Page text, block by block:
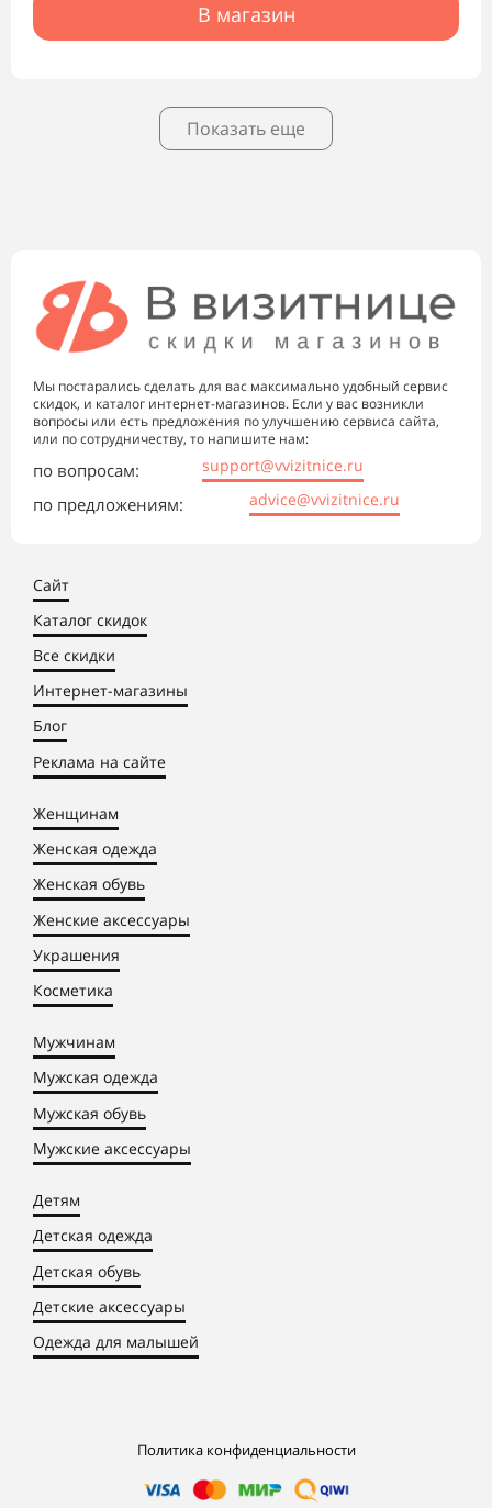
В магазин
Показать еще
Мы постарались сделать для вас максимально удобный сервис
скидок, и каталог интернет-магазинов. Если у вас возникли
вопросы или есть предложения по улучшению сервиса сайта,
или по сотрудничеству, то напишите нам:
по вопросам: support@vvizitnice.ru
по предложениям: advice@vvizitnice.ru
Сайт
Каталог скидок
Все скидки
Интернет-магазины
Блог
Реклама на сайте
Женщинам
Женская одежда
Женская обувь
Женские аксессуары
Украшения
Косметика
Мужчинам
Мужская одежда
Мужская обувь
Мужские аксессуары
Детям
Детская одежда
Детская обувь
Детские аксессуары
Одежда для малышей
Политика конфиденциальности